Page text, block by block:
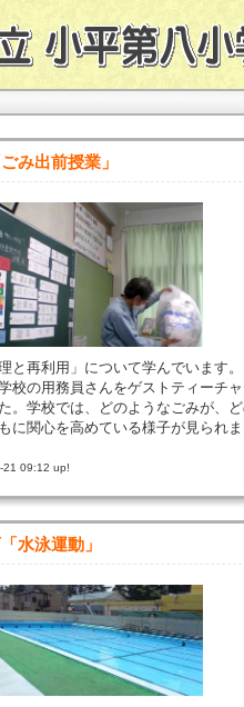
み出前授業」
と再利用」について学んでいます
校の用務員さんをゲストティーチ
。学校では、どのようなごみが、
に関心を高めている様子が見られま
21 09:12 up!
水泳運動」